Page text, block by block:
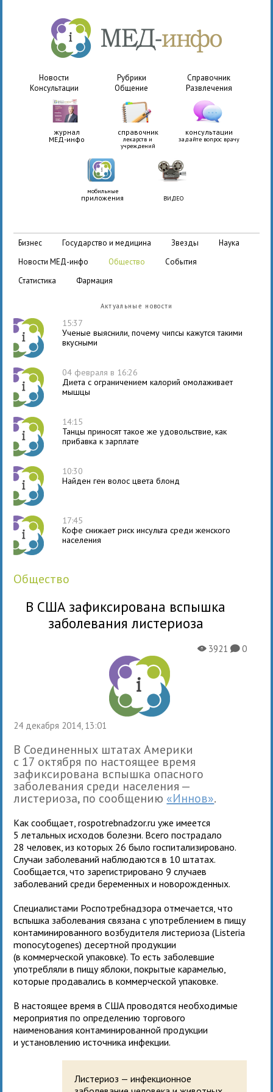
Новости Рубрики
Справочник
Консультации
Общение Развлечения
журнал
МЕД-инфо
справочник
лекарств и
учреждений
консультации
задайте вопрос врачу
мобильные
приложения ВИДЕО
бизнес государство и медицина звезды
наука
новости МЕД-инфо
общество
события
статистика
фармация
Актуальные новости
15:37
Ученые выяснили, почему чипсы кажутся такими
вкусными
04 февраля в 16:26
Диета с ограничением калорий омолаживает
мышцы
14:15
Танцы приносят такое же удовольствие, как
прибавка к зарплате
10:30
Найден ген волос цвета блонд
17:45
Кофе снижает риск инсульта среди женского
населения
общество
В США зафиксирована вспышка
заболевания листериоза
24 декабря 2014, 13:01
X3921K0
В Соединенных штатах Америки
с 17 октября по настоящее время
зафиксирована вспышка опасного
заболевания среди населения —
листериоза, по сообщению «Иннов».
Как сообщает, rospotrebnadzor.ru уже имеется
5 летальных исходов болезни. Всего пострадало
28 человек, из которых 26 было госпитализировано.
Случаи заболеваний наблюдаются в 10 штатах.
Сообщается, что зарегистрировано 9 случаев
заболеваний среди беременных и новорожденных.
Специалистами Роспотребнадзора отмечается, что
вспышка заболевания связана с употреблением в пищу
контаминированного возбудителя листериоза (Listeria
monocytogenes) десертной продукции
(в коммерческой упаковке). То есть заболевшие
употребляли в пищу яблоки, покрытые карамелью,
которые продавались в коммерческой упаковке.
В настоящее время в США проводятся необходимые
мероприятия по определению торгового
наименования контаминированной продукции
и установлению источника инфекции.
Листериоз — инфекционное